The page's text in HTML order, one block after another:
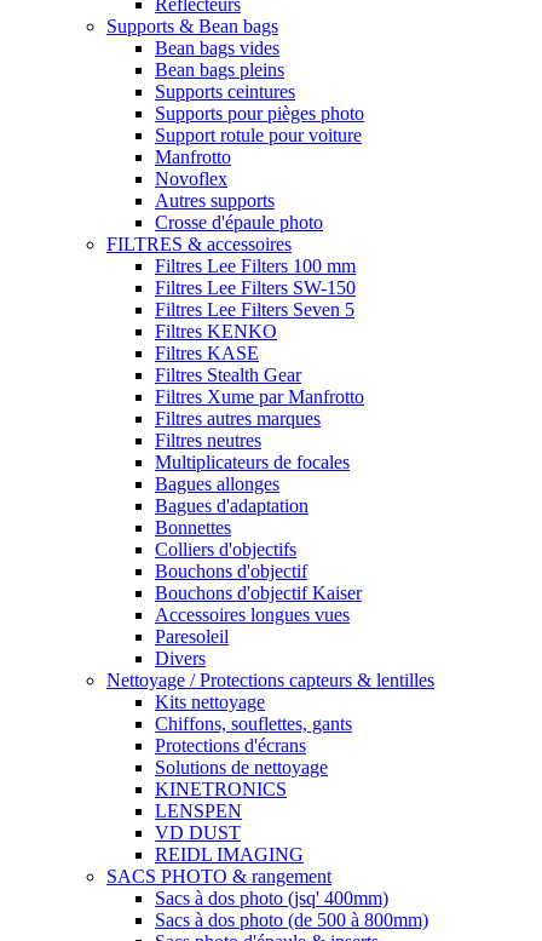
Réflecteurs
Supports & Bean bags
Bean bags vides
Bean bags pleins
Supports ceintures
Supports pour pièges photo
Support rotule pour voiture
Manfrotto
Novoflex
Autres supports
Crosse d'épaule photo
FILTRES & accessoires
Filtres Lee Filters 100 mm
Filtres Lee Filters SW-150
Filtres Lee Filters Seven 5
Filtres KENKO
Filtres KASE
Filtres Stealth Gear
Filtres Xume par Manfrotto
Filtres autres marques
Filtres neutres
Multiplicateurs de focales
Bagues allonges
Bagues d'adaptation
Bonnettes
Colliers d'objectifs
Bouchons d'objectif
Bouchons d'objectif Kaiser
Accessoires longues vues
Paresoleil
Divers
Nettoyage / Protections capteurs & lentilles
Kits nettoyage
Chiffons, souflettes, gants
Protections d'écrans
Solutions de nettoyage
KINETRONICS
LENSPEN
VD DUST
REIDL IMAGING
SACS PHOTO & rangement
Sacs à dos photo (jsq' 400mm)
Sacs à dos photo (de 500 à 800mm)